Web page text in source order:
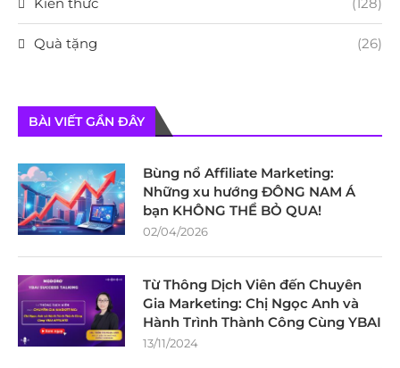
Quà tặng (26)
BÀI VIẾT GẦN ĐÂY
Bùng nổ Affiliate Marketing:
Những xu hướng ĐÔNG NAM Á
bạn KHÔNG THỂ BỎ QUA!
02/04/2026
Từ Thông Dịch Viên đến Chuyên
Gia Marketing: Chị Ngọc Anh và
Hành Trình Thành Công Cùng YBAI
13/11/2024